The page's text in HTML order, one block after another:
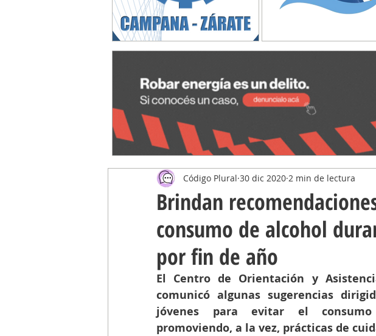
Brindan
consumo de alcohol
por fin de año
Código Plural 30 dic 2020 2 min de lectura
El Centro de Orientación y
comunicó algunas sugerencias
jóvenes para evitar el
promoviendo, a la vez, prácticas de